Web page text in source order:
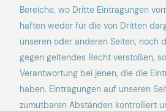
Bereiche, wo Dritte Eintragungen
haften weder für die von Dritten
unseren oder anderen Seiten, noch
gegen geltendes Recht verstoßen,
Verantwortung bei jenen, die die
haben. Eintragungen auf unseren
zumutbaren Abständen kontrolliert